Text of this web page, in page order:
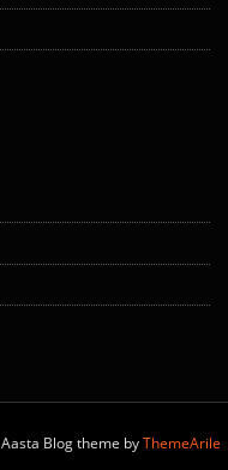
Aasta Blog theme byThemeArile